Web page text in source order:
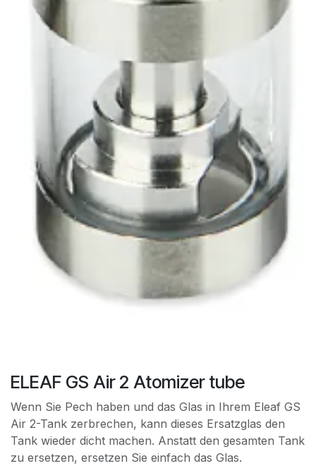
ELEAF GS Air 2 Atomizer tube
Wenn Sie Pech haben und das Glas in Ihrem Eleaf GS
Air 2-Tank zerbrechen, kann dieses Ersatzglas den
Tank wieder dicht machen. Anstatt den gesamten Tank
zu ersetzen, ersetzen Sie einfach das Glas.